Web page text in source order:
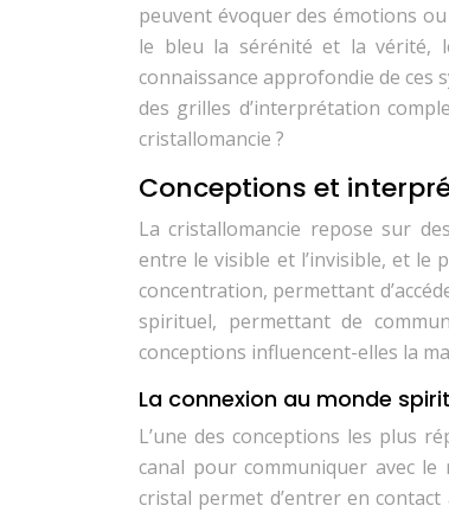
peuvent évoquer des émotions
le bleu la sérénité et la vérité,
connaissance approfondie de
des grilles d’interprétation
cristallomancie ?
Conceptions et
La cristallomancie repose sur
entre le visible et l’invisible, et le
concentration, permettant
spirituel, permettant de
conceptions influencent-elles la
La connexion au monde
L’une des conceptions les plus
canal pour communiquer avec
cristal permet d’entrer en